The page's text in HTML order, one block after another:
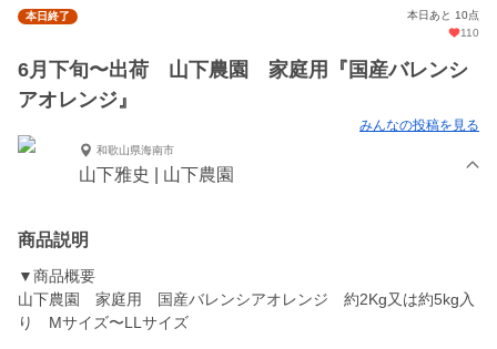
本日終了
本日あと 10点
110
6月下旬〜出荷 山下農園 家庭用『国産バレンシ
アオレンジ』
みんなの投稿を見る
和歌山県海南市
山下雅史 | 山下農園
商品説明
▼商品概要
山下農園 家庭用 国産バレンシアオレンジ 約2Kg又は約5kg入
り Mサイズ〜LLサイズ